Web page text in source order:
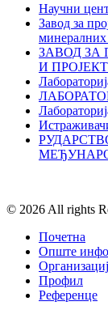
Научни
Завод за
ЗАВОД
И
© 2026 All rights
Почетна
Опште
Профил
Референце